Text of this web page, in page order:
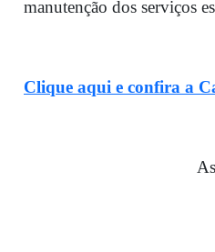
manutenção dos serviços
Clique aqui e confira a